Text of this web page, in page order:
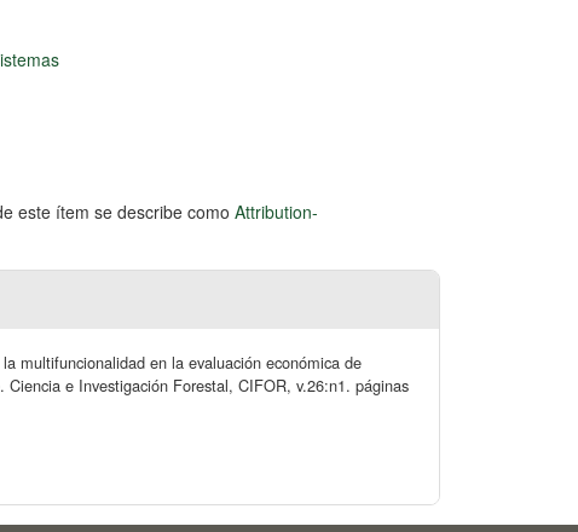
este ítem se describe como Attribution-
multifuncionalidad en la evaluación económica de
e Investigación Forestal, CIFOR, v.26:n1. páginas